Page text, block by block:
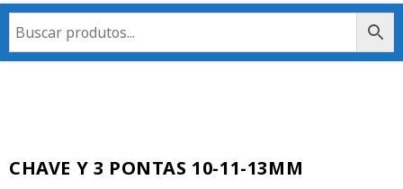
CHAVE Y 3 PONTAS 10-11-13MM